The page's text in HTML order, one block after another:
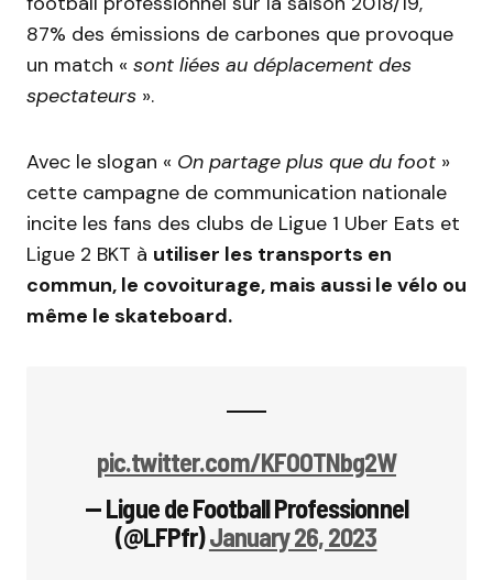
87% des émissions de carbones que provoque
un match « sont liées au déplacement des
spectateurs ».
Avec le slogan « On partage plus que du foot »
cette campagne de communication nationale
incite les fans des clubs de Ligue 1 Uber Eats et
Ligue 2 BKT à utiliser les transports en
commun, le covoiturage, mais aussi le vélo ou
même le skateboard.
pic.twitter.com/KFOOTNbg2W
— Ligue de Football Professionnel
(@LFPfr)January 26, 2023